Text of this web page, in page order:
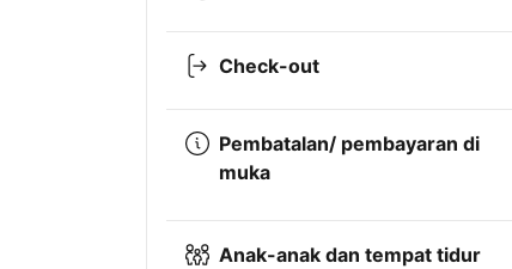
Check-out
Pembatalan/ pembayaran di
muka
Anak-anak dan tempat tidur